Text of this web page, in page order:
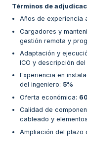
Términos de
Años de experiencia
Cargadores y
gestión remota y
Adaptación y
ICO y descripción
Experiencia en
del ingeniero: 5%
Oferta económica:
Calidad de
cableado y
Ampliación del plazo